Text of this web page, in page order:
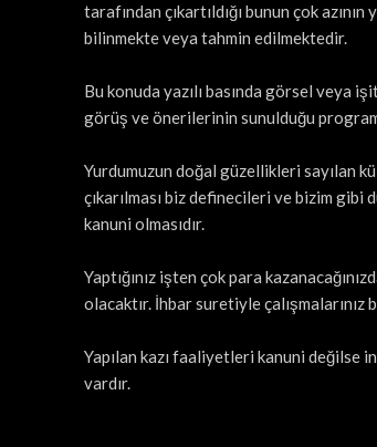
tarafından çıkartıldığı bunun çok
bilinmekte veya tahmin edilmektedir.
Bu konuda yazılı basında görsel veya
görüş ve önerilerinin sunulduğu
Yurdumuzun doğal güzellikleri sayılan
çıkarılması biz definecileri ve bizim gibi
kanuni olmasıdır.
Yaptığınız işten çok para
olacaktır. İhbar suretiyle
Yapılan kazı faaliyetleri kanuni değilse
vardır.